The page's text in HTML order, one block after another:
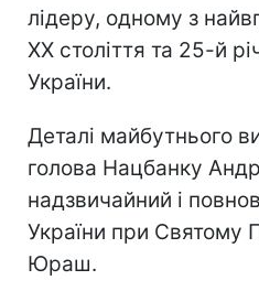
лідеру, одному з
ХХ століття та 25-й
України.
Деталі майбутнього
голова Нацбанку
надзвичайний і
України при Святому
Юраш.